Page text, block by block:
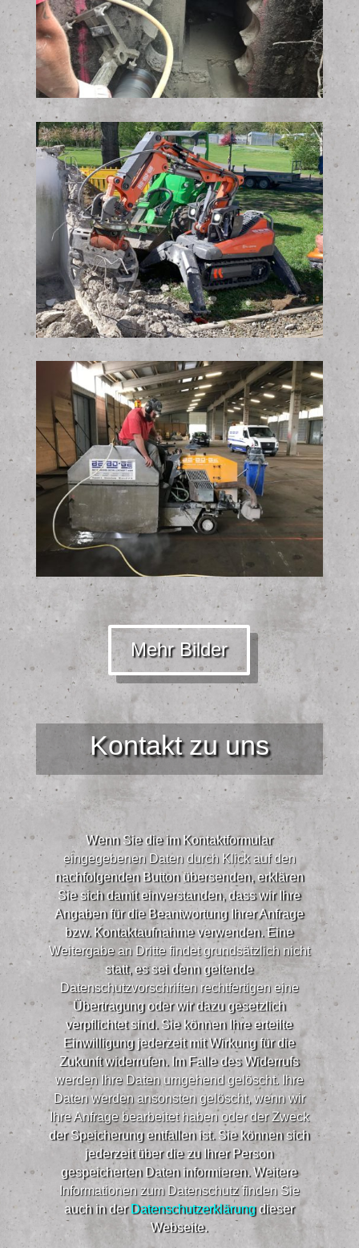
Mehr Bilder
Kontakt zu uns
Wenn Sie die im Kontaktformular
eingegebenen Daten durch Klick auf den
nachfolgenden Button übersenden, erklären
Sie sich damit einverstanden, dass wir Ihre
Angaben für die Beantwortung Ihrer Anfrage
bzw. Kontaktaufnahme verwenden. Eine
Weitergabe an Dritte findet grundsätzlich nicht
statt, es sei denn geltende
Datenschutzvorschriften rechtfertigen eine
Übertragung oder wir dazu gesetzlich
verpflichtet sind. Sie können Ihre erteilte
Einwilligung jederzeit mit Wirkung für die
Zukunft widerrufen. Im Falle des Widerrufs
werden Ihre Daten umgehend gelöscht. Ihre
Daten werden ansonsten gelöscht, wenn wir
Ihre Anfrage bearbeitet haben oder der Zweck
der Speicherung entfallen ist. Sie können sich
jederzeit über die zu Ihrer Person
gespeicherten Daten informieren. Weitere
Informationen zum Datenschutz finden Sie
auch in derDatenschutzerklärungdieser
Webseite.​